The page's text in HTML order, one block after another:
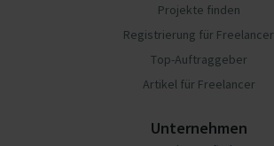
Projekte finden
Registrierung für Freelancer
Top-Auftraggeber
Artikel für Freelancer
Unternehmen